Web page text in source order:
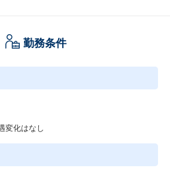
勤務条件
変化はなし